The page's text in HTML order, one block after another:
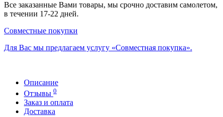
Все заказанные Вами товары, мы срочно доставим самолетом,
в течении 17-22 дней.
Совместные покупки
Для Вас мы предлагаем услугу «Совместная покупка».
Описание
Отзывы 0
Заказ и оплата
Доставка